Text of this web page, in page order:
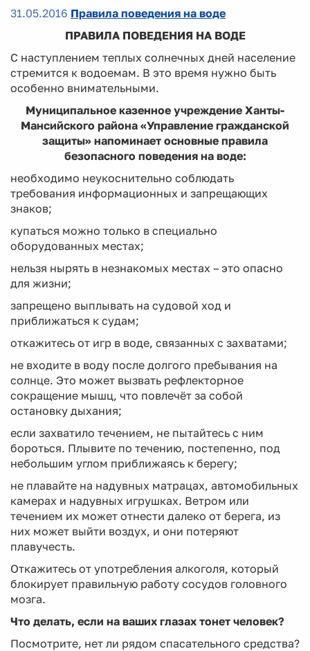
31.05.2016 Правила поведения на воде
ПРАВИЛА ПОВЕДЕНИЯ НА ВОДЕ
С наступлением теплых солнечных дней население
стремится к водоемам. В это время нужно быть
особенно внимательными.
Муниципальное казенное учреждение Ханты-
Мансийского района «Управление гражданской
защиты» напоминает основные правила
безопасного поведения на воде:
необходимо неукоснительно соблюдать
требования информационных и запрещающих
знаков;
купаться можно только в специально
оборудованных местах;
нельзя нырять в незнакомых местах – это опасно
для жизни;
запрещено выплывать на судовой ход и
приближаться к судам;
откажитесь от игр в воде, связанных с захватами;
не входите в воду после долгого пребывания на
солнце. Это может вызвать рефлекторное
сокращение мышц, что повлечёт за собой
остановку дыхания;
если захватило течением, не пытайтесь с ним
бороться. Плывите по течению, постепенно, под
небольшим углом приближаясь к берегу;
не плавайте на надувных матрацах, автомобильных
каме­рах и надувных игрушках. Ветром или
течением их может отнести далеко от берега, из
них может выйти воздух, и они потеряют
плавучесть.
Откажитесь от употребления алкоголя, который
блокирует правильную работу сосудов головного
мозга.
Что делать, если на ваших глазах тонет человек?
Посмотрите, нет ли рядом спасательного средства?